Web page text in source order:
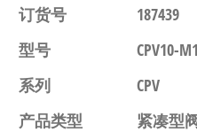
订货号
187439
型号
CPV10-
系列
CPV
产品类型
紧凑型